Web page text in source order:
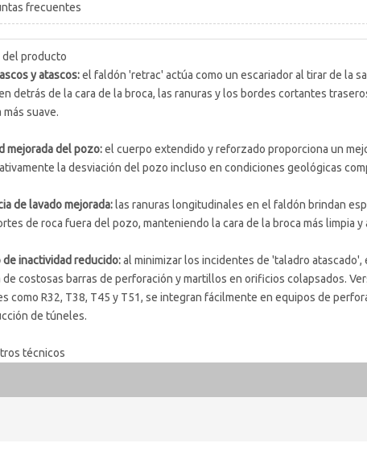
frecuentes
del producto
y atascos:el faldón 'retrac' actúa como un escariador al tirar de la
detrás de la cara de la broca, las ranuras y los bordes cortantes
suave.
mejorada del pozo:el cuerpo extendido y reforzado proporciona un
la desviación del pozo incluso en condiciones geológicas
de lavado mejorada: las ranuras longitudinales en el faldón brindan
de roca fuera del pozo, manteniendo la cara de la broca más limpia
de inactividad reducido:al minimizar los incidentes de 'taladro
de costosas barras de perforación y martillos en orificios colapsados.
como R32, T38, T45 y T51, se integran fácilmente en equipos de
de túneles.
técnicos